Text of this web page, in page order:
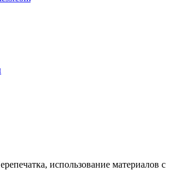
использование материалов с